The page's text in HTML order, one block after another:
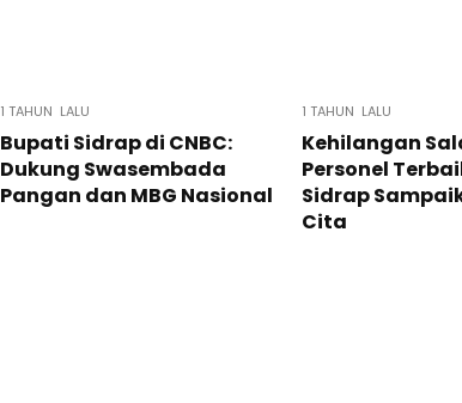
1 TAHUN LALU
Bupati Sidrap di CNBC:
Dukung Swasembada
Pangan dan MBG Nasional
1 TAHUN LALU
Kehilangan
Personel
Sidrap
Cita